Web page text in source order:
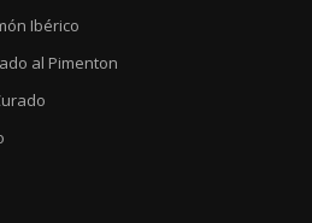
Ibérico
al Pimenton